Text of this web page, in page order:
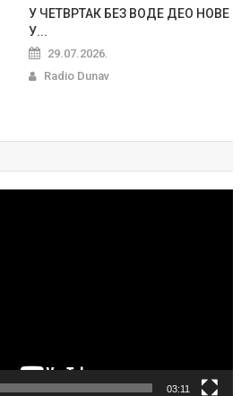
У ЧЕТВРТАК БЕЗ ВОДЕ ДЕО НОВЕ
У...
29.07.2026.
Radio Dunav
03:11